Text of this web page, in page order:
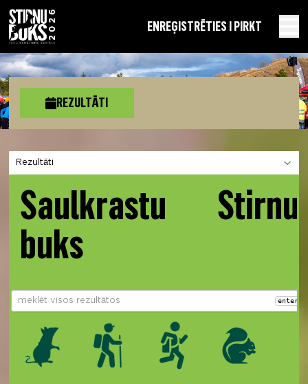
ENREĢISTRĒTIES I PIRKT
REZULTĀTI
Izvēlies sadaļu
Saulkrastu Stirnu
buks
enter